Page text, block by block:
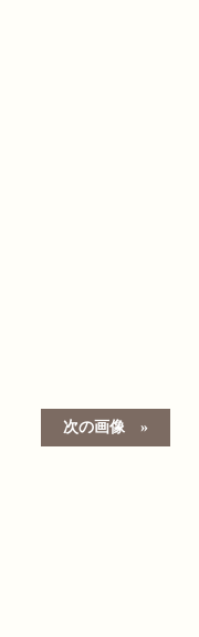
次の画像